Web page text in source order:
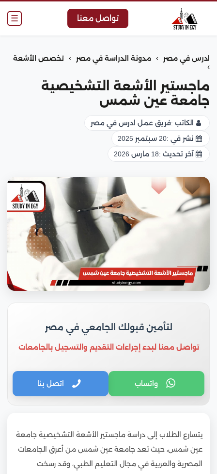
☰ تواصل معنا
ادرس في مصر › مدونة الدراسة في مصر › تخصص الأشعة
›
ماجستير الأشعة التشخيصية
جامعة عين شمس
الكاتب :فريق عمل ادرس في مصر
نشر في :20 سبتمبر 2025
آخر تحديث :18 مارس 2026
لتأمين قبولك الجامعي في مصر
تواصل معنا لبدء إجراءات التقديم والتسجيل بالجامعات
واتساب اتصل بنا
يتسارع الطلاب إلى دراسة ماجستير الأشعة التشخيصية جامعة
عين شمس، حيث تعد جامعة عين شمس من أعرق الجامعات
المصرية والعربية في مجال التعليم الطبي، وقد رسخت